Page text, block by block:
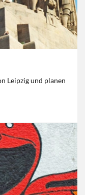
Leipzig und planen